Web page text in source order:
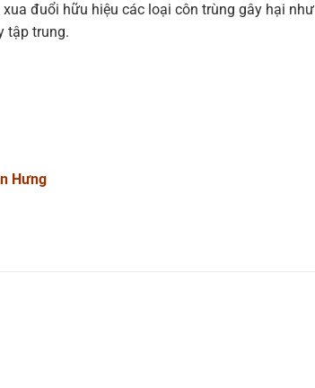
đuổi hữu hiệu các loại côn trùng gây hại như
tập trung.
Hưng